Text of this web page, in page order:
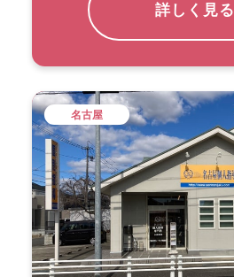
詳しく見る
名古屋